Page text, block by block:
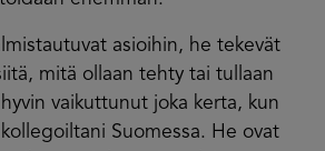
asioihin, he tekevät
mitä ollaan tehty tai tullaan
vaikuttunut joka kerta, kun
Suomessa. He ovat